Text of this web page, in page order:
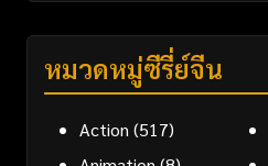
หมวดหมู่ซีรี่ย์จีน
Action (517)